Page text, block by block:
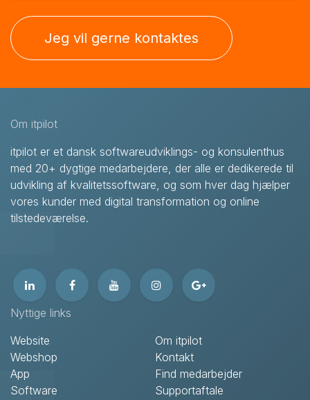
Jeg vil gerne kontaktes
Om itpilot
itpilot er et dansk softwareudviklings- og konsulenthus
med 20+ dygtige medarbejdere, der alle er dedikerede til
udvikling af kvalitetssoftware, og som hver dag hjælper
vores kunder med digital transformation og online
tilstedeværelse.
Nyttige links
Website
Webshop
App
Software
Om itpilot
Kontakt
Find medarbejder
Supportaftale